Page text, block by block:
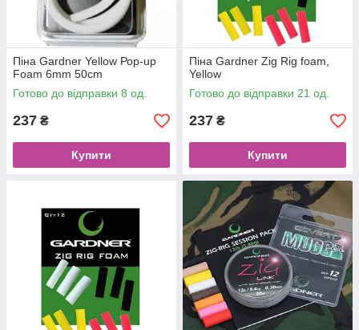
Піна Gardner Yellow Рор-up
Foam 6mm 50cm
Готово до відправки 8 од.
237 ₴
Купити
Піна Gardner Zig Rig foam,
Yellow
Готово до відправки 21 од.
237 ₴
Купити